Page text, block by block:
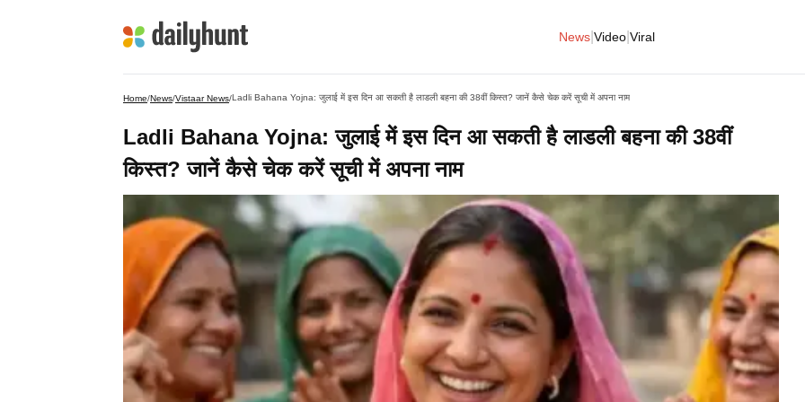
News Video Viral
Home/News/Vistaar News/Ladli Bahana Yojna: जुलाई में इस दिन आ सकती है लाडली बहना की 38वीं किस्त? जानें कैसे चेक करें सूची में अपना नाम
Ladli Bahana Yojna: जुलाई में इस दिन आ सकती है लाडली बहना की 38वीं
किस्त? जानें कैसे चेक करें सूची में अपना नाम